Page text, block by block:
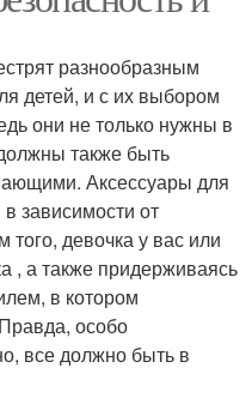
разнообразным
детей, и с их выбором
они не только нужны в
также быть
Аксессуары для
зависимости от
того, девочка у вас или
, а также придерживаясь
в котором
особо
все должно быть в